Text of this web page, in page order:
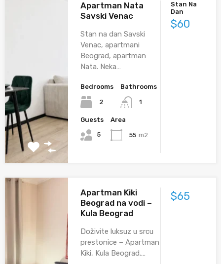
Apartman Nata
Savski Venac
Stan na dan Savski
Venac, apartmani
Beograd, apartman
Nata. Neka…
Bedrooms
2
Bathrooms
1
Guests
5
Area
55 m2
Stan Na
Dan
$60
Apartman Kiki
Beograd na vodi –
Kula Beograd
Doživite luksuz u srcu
prestonice – Apartman
Kiki, Kula Beograd.…
$65